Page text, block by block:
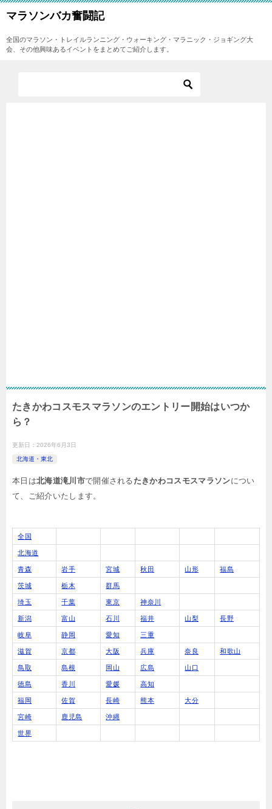
マラソンバカ奮闘記
全国のマラソン・トレイルランニング・ウォーキング・マラニック・ジョギング大
会、その他興味あるイベントをまとめてご紹介します。
たきかわコスモスマラソンのエントリー開始はいつか
ら？
更新日： 2026年6月3日
北海道・東北
本日は北海道滝川市で開催されるたきかわコスモスマラソンについ
て、ご紹介いたします。
全国
北海道
青森 岩手 宮城 秋田 山形 福島
茨城 栃木 群馬
埼玉 千葉 東京 神奈川
新潟 富山 石川 福井 山梨 長野
岐阜 静岡 愛知 三重
滋賀 京都 大阪 兵庫 奈良 和歌山
鳥取 島根 岡山 広島 山口
徳島 香川 愛媛 高知
福岡 佐賀 長崎 熊本 大分
宮崎 鹿児島 沖縄
世界